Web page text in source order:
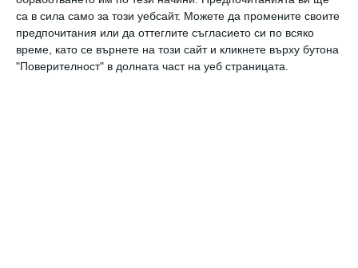
са в сила само за този уебсайт. Можете да промените своите
предпочитания или да оттеглите съгласието си по всяко
време, като се върнете на този сайт и кликнете върху бутона
"Поверителност" в долната част на уеб страницата.
потенциал.
Регламентирана е подкрепата за деца в риск
да отпаднат от училище, както и тези,